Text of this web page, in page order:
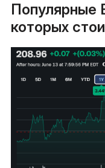
Популярные
которых